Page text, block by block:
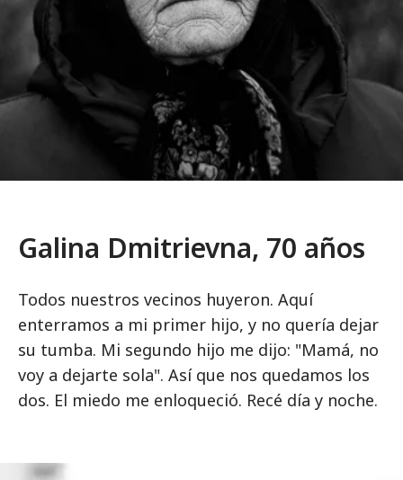
Galina Dmitrievna, 70 años
Todos nuestros vecinos huyeron. Aquí
enterramos a mi primer hijo, y no quería dejar
su tumba. Mi segundo hijo me dijo: "Mamá, no
voy a dejarte sola". Así que nos quedamos los
dos. El miedo me enloqueció. Recé día y noche.